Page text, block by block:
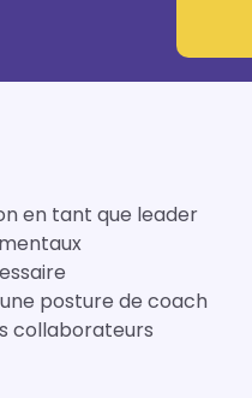
en tant que leader
posture de coach
collaborateurs